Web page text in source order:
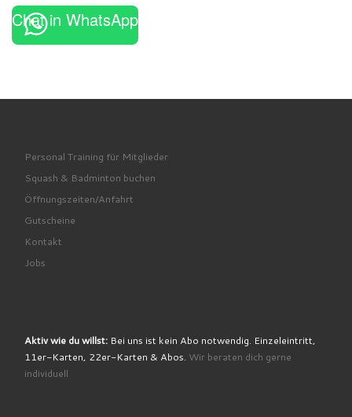
Chat in WhatsApp
Personal Training für Mitglieder
Squash & Badminton buchen
Öffnungszeiten/Anfahrt
Gutscheine
Kontakt
Jobs
Aktiv wie du willst: Bei uns ist kein Abo notwendig. Einzeleintritt,
11er-Karten, 22er-Karten & Abos. Wir beraten dich gerne
individuell